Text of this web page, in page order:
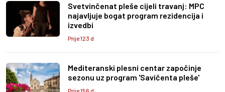
Svetvinčenat pleše cijeli travanj: MPC
najavljuje bogat program rezidencija i
izvedbi
Prije 123 d
Mediteranski plesni centar započinje
sezonu uz program 'Savičenta pleše'
Prije 156 d